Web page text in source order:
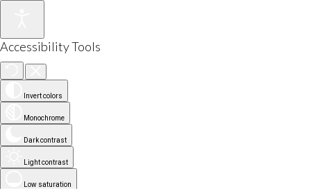
Accessibility Tools
Invert colors
Monochrome
Dark contrast
Light contrast
Low saturation